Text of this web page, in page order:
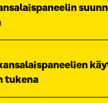
tukena